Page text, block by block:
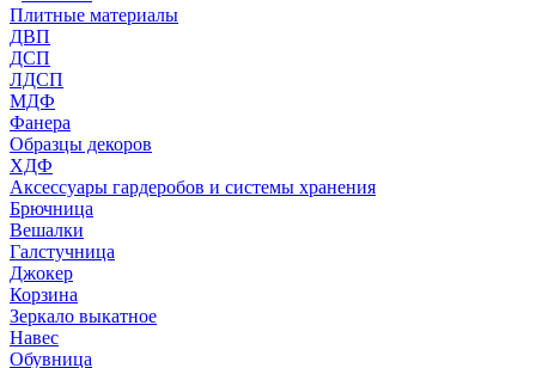
Плитные материалы
ДВП
ДСП
ЛДСП
МДФ
Фанера
Образцы декоров
ХДФ
Аксессуары гардеробов и системы хранения
Брючница
Вешалки
Галстучница
Джокер
Корзина
Зеркало выкатное
Навес
Обувница